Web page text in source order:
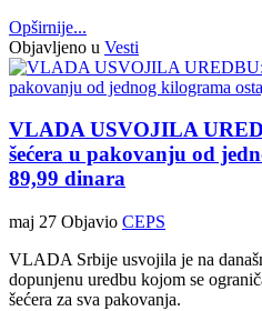
Opširnije...
Objavljeno u Vesti
VLADA USVOJILA
šećera u pakovanju od
89,99 dinara
maj 27 Objavio CEPS
VLADA Srbije usvojila je na
dopunjenu uredbu kojom se
šećera za sva pakovanja.